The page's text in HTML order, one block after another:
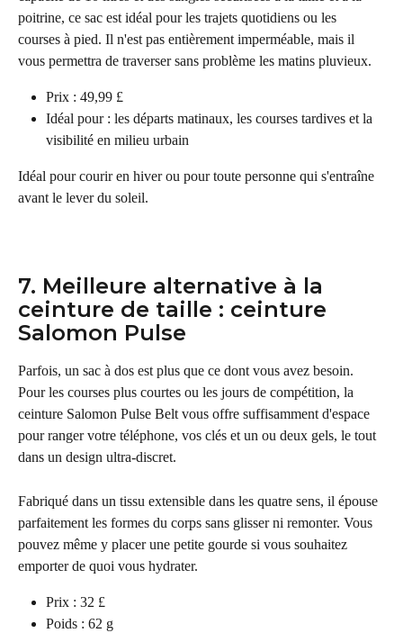
poitrine, ce sac est idéal pour les trajets quotidiens ou les
courses à pied. Il n'est pas entièrement imperméable, mais il
vous permettra de traverser sans problème les matins pluvieux.
Prix : 49,99 £
Idéal pour : les départs matinaux, les courses tardives et la
visibilité en milieu urbain
Idéal pour courir en hiver ou pour toute personne qui s'entraîne
avant le lever du soleil.
7. Meilleure alternative à la
ceinture de taille : ceinture
Salomon Pulse
Parfois, un sac à dos est plus que ce dont vous avez besoin.
Pour les courses plus courtes ou les jours de compétition, la
ceinture Salomon Pulse Belt vous offre suffisamment d'espace
pour ranger votre téléphone, vos clés et un ou deux gels, le tout
dans un design ultra-discret.
Fabriqué dans un tissu extensible dans les quatre sens, il épouse
parfaitement les formes du corps sans glisser ni remonter. Vous
pouvez même y placer une petite gourde si vous souhaitez
emporter de quoi vous hydrater.
Prix : 32 £
Poids : 62 g